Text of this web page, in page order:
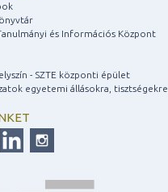
és Információs Központ
- SZTE központi épület
egyetemi állásokra, tisztségekre